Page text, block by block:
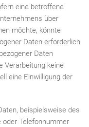
eine betroffene
über
möchte, könnte
Daten erforderlich
Daten
Verarbeitung keine
eine Einwilligung der
beispielsweise des
oder Telefonnummer